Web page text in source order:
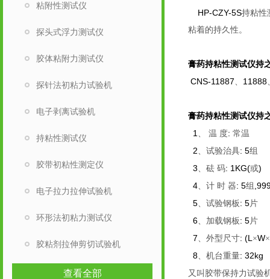
HP-CZY-5S持粘性
粘着的持久性。
膏药持粘性测试仪持
CNS-11887、 11888
膏药持粘性测试仪持
1 、 温 度: 常温
2、试验治具: 5组
3、砝 码: 1KG(或)
4、计 时 器: 5组
5、试验钢板 : 5片
6、加载钢板 : 5片
7、外型尺寸: (L ×W×
8、机台重量: 32kg
又叫胶带保持力试验
粘附性测试仪
探头式浮力测试仪
胶体粘附力测试仪
探针法初粘力试验机
电子剥离试验机
持粘性测试仪
胶带初粘性测定仪
电子拉力拉伸试验机
环形法初粘力测试仪
胶粘剂拉伸剪切试验机
查看全部